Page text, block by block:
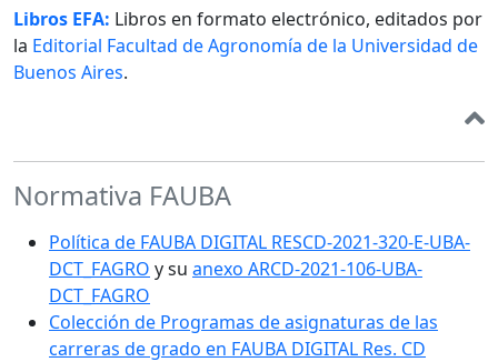
Libros EFA: Libros en formato electrónico, editados por
la Editorial Facultad de Agronomía de la Universidad de
Buenos Aires.
Normativa FAUBA
Política de FAUBA DIGITAL RESCD-2021-320-E-UBA-
DCT_FAGRO y su anexo ARCD-2021-106-UBA-
DCT_FAGRO
Colección de Programas de asignaturas de las
carreras de grado en FAUBA DIGITAL Res. CD